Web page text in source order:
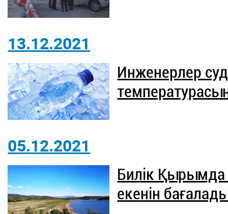
13.12.2021
Инженерлер
05.12.2021
Билік Қырымда
екенін